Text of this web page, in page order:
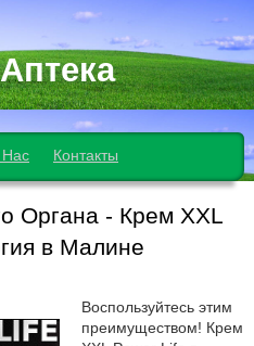
Контакты
Органа - Крем XXL
в Малине
Воспользуйтесь этим
преимуществом! Крем